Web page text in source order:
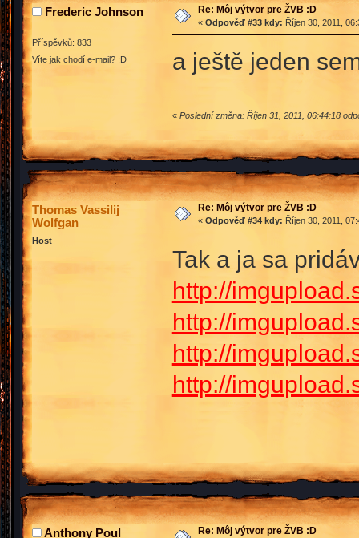
Frederic Johnson
Příspěvků: 833
Víte jak chodí e-mail? :D
Re: Môj výtvor pre ŽVB :D
« Odpověď #33 kdy: Říjen 30, 2011,
a ještě jeden
« Poslední změna: Říjen 31, 2011, 06:44:18
Thomas Vassilij
Wolfgan
Host
Re: Môj výtvor pre ŽVB :D
« Odpověď #34 kdy: Říjen 30, 2011,
Tak a ja sa
http://
http://
http://
http://
Anthony Poul Re: Môj výtvor pre ŽVB :D